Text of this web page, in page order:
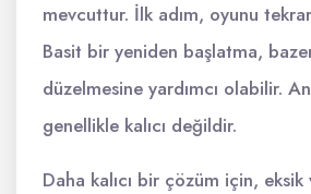
mevcuttur. İlk adım, oyunu
Basit bir yeniden başlatma,
düzelmesine yardımcı olabilir.
genellikle kalıcı değildir.
Daha kalıcı bir çözüm için,